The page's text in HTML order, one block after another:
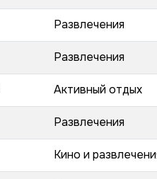
Развлечения
Развлечения
Активный отдых
Развлечения
Кино и